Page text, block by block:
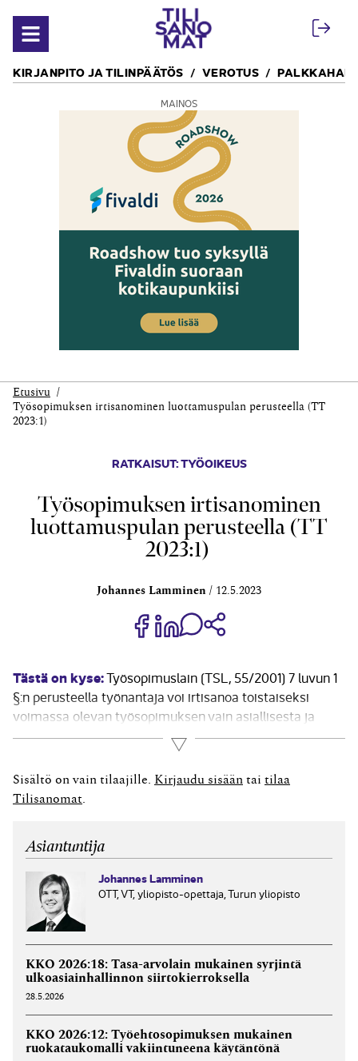
Avaa valikko
KIRJANPITO JA TILINPÄÄTÖS VEROTUS
MAINOS
Etusivu
Työ­sopimuksen irti­sanominen luottamus­pulan perusteella (TT
2023:1)
RATKAISUT: TYÖOIKEUS
Työ­sopimuksen irti­sanominen
luottamus­pulan perusteella (TT
2023:1)
Johannes Lamminen 12.5.2023
Jaa Share on Facebook
Jaa Share on LinkedIn
Jaa WhatsApp-viestinä
Tästä on kyse:Työsopimuslain (TSL, 55/2001) 7 luvun 1
§:n perusteella työnantaja voi irtisanoa toistaiseksi
voimassa olevan työsopimuksen vain asiallisesta ja
painavasta syystä. Tällaisena asiallisena ja painavana
työntekijän henkilöön liittyvänä syynä voi olla TSL 7
luvun 2 §:n perusteella työsuhteeseen olennaisesti
vaikuttavien velvoitteiden...
Lue lisää
Sisältö on vain tilaajille. Kirjaudu sisään tai tilaa
Tilisanomat
Asiantuntija
Johannes Lamminen
OTT, VT, yliopisto-opettaja, Turun yliopisto
KKO 2026:18: Tasa-arvolain mukainen syrjintä
ulkoasiainhallinnon siirtokierroksella
28.5.2026
KKO 2026:12: Työehtosopimuksen mukainen
ruokataukomalli vakiintuneena käytäntönä